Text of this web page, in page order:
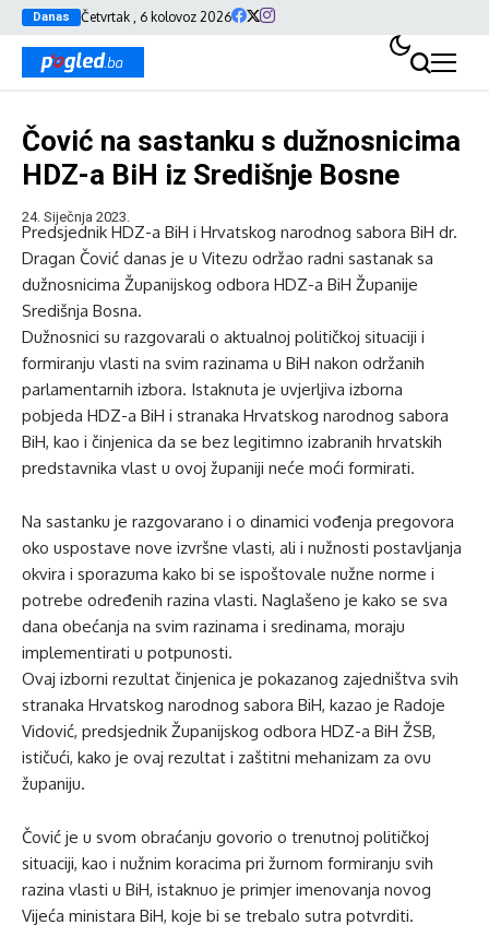
Danas Četvrtak , 6 kolovoz 2026
Čović na sastanku s dužnosnicima
HDZ-a BiH iz Središnje Bosne
24. Siječnja 2023.
Predsjednik HDZ-a BiH i Hrvatskog narodnog sabora BiH dr.
Dragan Čović danas je u Vitezu održao radni sastanak sa
dužnosnicima Županijskog odbora HDZ-a BiH Županije
Središnja Bosna.
Dužnosnici su razgovarali o aktualnoj političkoj situaciji i
formiranju vlasti na svim razinama u BiH nakon održanih
parlamentarnih izbora. Istaknuta je uvjerljiva izborna
pobjeda HDZ-a BiH i stranaka Hrvatskog narodnog sabora
BiH, kao i činjenica da se bez legitimno izabranih hrvatskih
predstavnika vlast u ovoj županiji neće moći formirati.
Na sastanku je razgovarano i o dinamici vođenja pregovora
oko uspostave nove izvršne vlasti, ali i nužnosti postavljanja
okvira i sporazuma kako bi se ispoštovale nužne norme i
potrebe određenih razina vlasti. Naglašeno je kako se sva
dana obećanja na svim razinama i sredinama, moraju
implementirati u potpunosti.
Ovaj izborni rezultat činjenica je pokazanog zajedništva svih
stranaka Hrvatskog narodnog sabora BiH, kazao je Radoje
Vidović, predsjednik Županijskog odbora HDZ-a BiH ŽSB,
ističući, kako je ovaj rezultat i zaštitni mehanizam za ovu
županiju.
Čović je u svom obraćanju govorio o trenutnoj političkoj
situaciji, kao i nužnim koracima pri žurnom formiranju svih
razina vlasti u BiH, istaknuo je primjer imenovanja novog
Vijeća ministara BiH, koje bi se trebalo sutra potvrditi.